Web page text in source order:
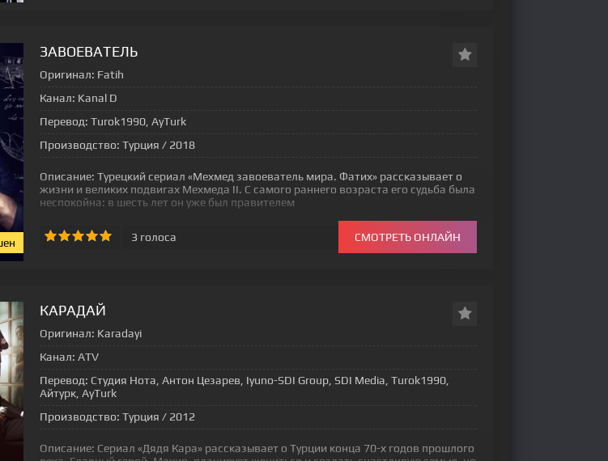
ЗАВОЕВАТЕЛЬ
Оригинал: Fatih
Канал: Kanal D
Перевод: Turok1990, AyTurk
Производство: Турция / 2018
Описание: Турецкий сериал «Мехмед завоеватель мира. Фатих» рассказывает о
жизни и великих подвигах Мехмеда II. С самого раннего возраста его судьба была
неспокойна: в шесть лет он уже был правителем
3 голоса СМОТРЕТЬ ОНЛАЙН
КАРАДАЙ
Оригинал: Karadayi
Канал: ATV
Перевод: Студия Нота, Антон Цезарев, Iyuno-SDI Group, SDI Media, Turok1990,
Айтурк, AyTurk
Производство: Турция / 2012
Описание: Сериал «Дядя Кара» рассказывает о Турции конца 70-х годов прошлого